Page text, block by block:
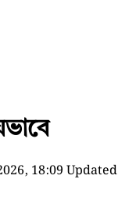
18:09 Updated